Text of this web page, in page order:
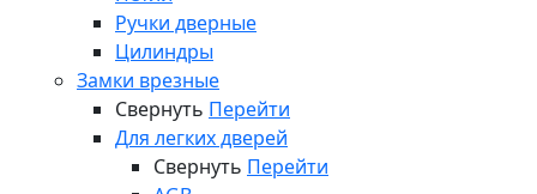
Ручки дверные
Цилиндры
Замки врезные
Свернуть Перейти
Для легких дверей
Свернуть Перейти